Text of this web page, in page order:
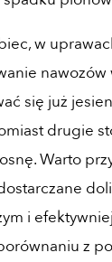
w
nawozów
się już
drugie
Warto
i
z